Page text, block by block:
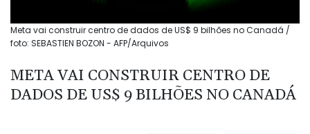
Meta vai construir centro de dados de US$ 9 bilhões no Canadá /
foto: SEBASTIEN BOZON - AFP/Arquivos
META VAI CONSTRUIR CENTRO DE
DADOS DE US$ 9 BILHÕES NO CANADÁ